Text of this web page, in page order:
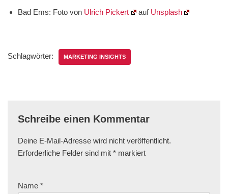
Bad Ems: Foto von Ulrich Pickert auf Unsplash
Schlagwörter: MARKETING INSIGHTS
Schreibe einen Kommentar
Deine E-Mail-Adresse wird nicht veröffentlicht.
Erforderliche Felder sind mit * markiert
Name *